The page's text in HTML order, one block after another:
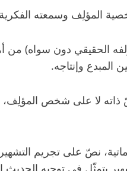
وسمعته الفكرية،
دون سواه) من أهم
المبدع وإنتاجه.
لا على شخص المؤلِف،
نصّ على تجريم
يتمثّل في توجيه الحديث